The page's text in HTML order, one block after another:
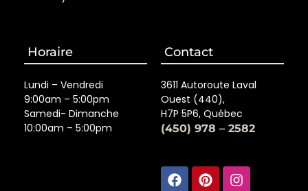
Horaire
Lundi – Vendredi
9:00am – 5:00pm
Samedi- Dimanche
10:00am – 5:00pm
Contact
3611 Autoroute Laval
Ouest (440),
H7P 5P6, Québec
(450) 978 – 2582
Facebook
Pinterest
Linkedin
Houzz